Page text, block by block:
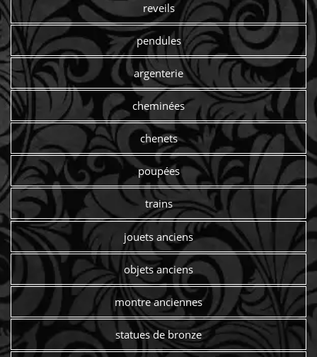
reveils
pendules
argenterie
cheminées
chenets
poupées
trains
jouets anciens
objets anciens
montre anciennes
statues de bronze